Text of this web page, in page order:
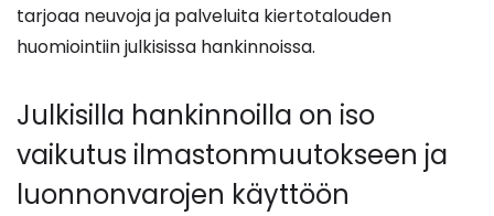
tarjoaa neuvoja ja palveluita kiertotalouden
huomiointiin julkisissa hankinnoissa.
Julkisilla hankinnoilla on iso
vaikutus ilmastonmuutokseen ja
luonnonvarojen käyttöön